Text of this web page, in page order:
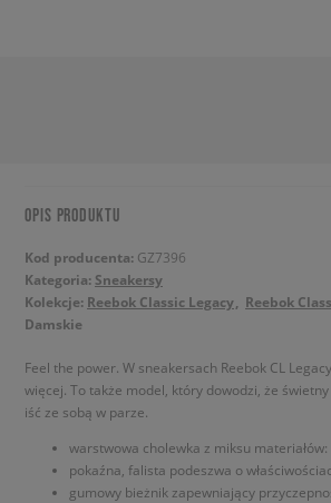
OPIS PRODUKTU
Kod producenta: GZ7396
Kategoria: Sneakersy
Kolekcje: Reebok Classic Legacy Reebok
Damskie
Feel the power. W sneakersach Reebok CL
więcej. To także model, który dowodzi, że
iść ze sobą w parze.
warstwowa cholewka z miksu
pokaźna, falista podeszwa o
gumowy bieżnik zapewniający